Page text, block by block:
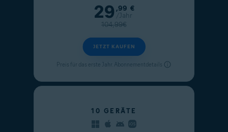
Aktueller Preis
29 ,99 €
/Jahr
Originalpreis
104,99€
JETZT KAUFEN
Preis für das erste Jahr. Abonnementdetails
10 GERÄTE